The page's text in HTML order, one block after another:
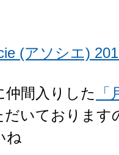
(アソシエ)
間入りした
だいております
ね